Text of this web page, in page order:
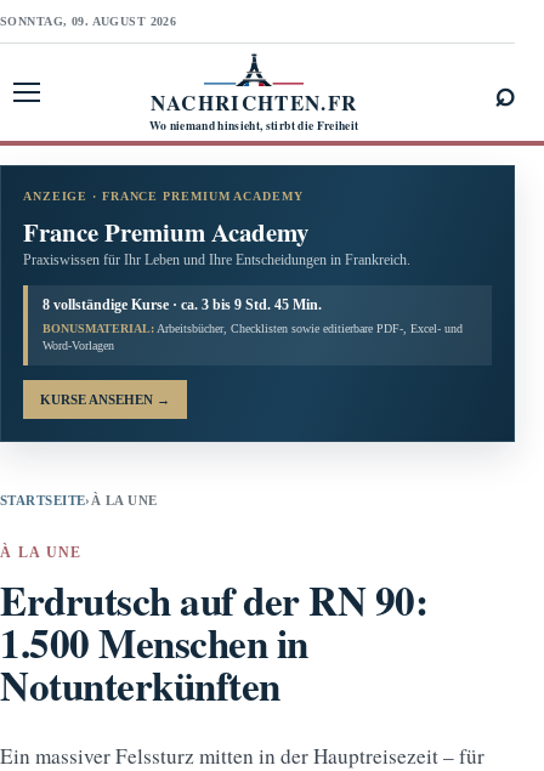
SONNTAG, 09. AUGUST 2026
NACHRICHTEN.FR
Wo niemand hinsieht, stirbt die Freiheit
⌕
ANZEIGE · FRANCE PREMIUM ACADEMY
France Premium Academy
Praxiswissen für Ihr Leben und Ihre Entscheidungen in Frankreich.
8 vollständige Kurse · ca. 3 bis 9 Std. 45 Min.
BONUSMATERIAL: Arbeitsbücher, Checklisten sowie editierbare PDF-, Excel- und
Word-Vorlagen
KURSE ANSEHEN →
STARTSEITE› À LA UNE
À LA UNE
Erdrutsch auf der RN 90:
1.500 Menschen in
Notunterkünften
Ein massiver Felssturz mitten in der Hauptreisezeit – für